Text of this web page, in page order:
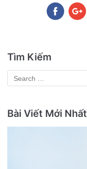
Tìm Kiếm
Bài Viết Mới Nhất